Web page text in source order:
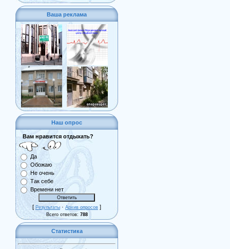
Ваша реклама
Наш опрос
Вам нравится отдыхать?
Да
Обожаю
Не очень
Так себе
Времени нет
[ Результаты · Архив опросов ]
Всего ответов: 788
Статистика